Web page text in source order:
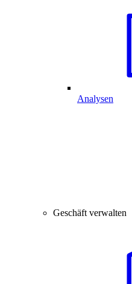
Analysen
Geschäft verwalten